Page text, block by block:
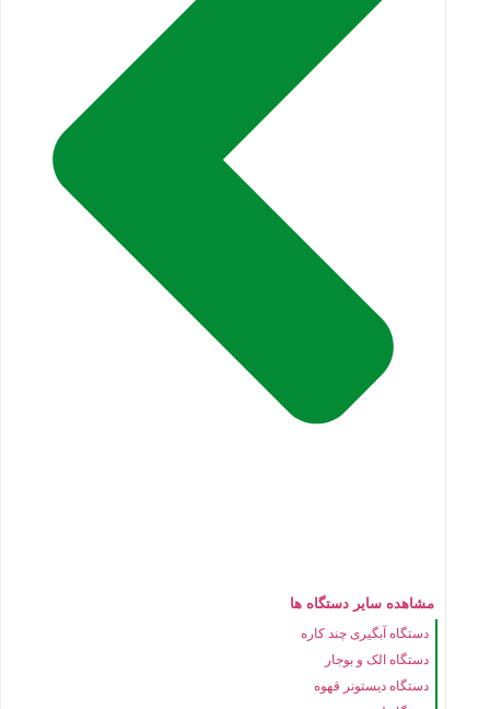
مشاهده سایر دستگاه ها
دستگاه آبگیری چند کاره
دستگاه الک و بوجار
دستگاه دیستونر قهوه